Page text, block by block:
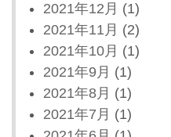
2021年12月 (1)
2021年11月 (2)
2021年10月 (1)
2021年9月 (1)
2021年8月 (1)
2021年7月 (1)